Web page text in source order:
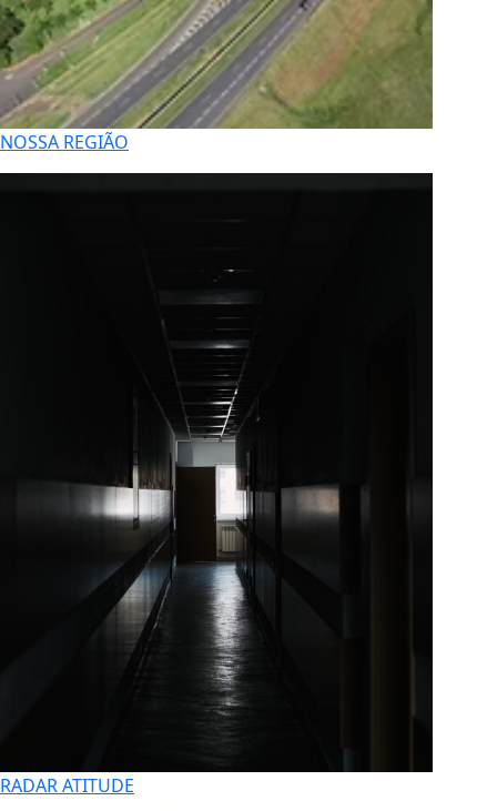
NOSSA REGIÃO
RADAR ATITUDE